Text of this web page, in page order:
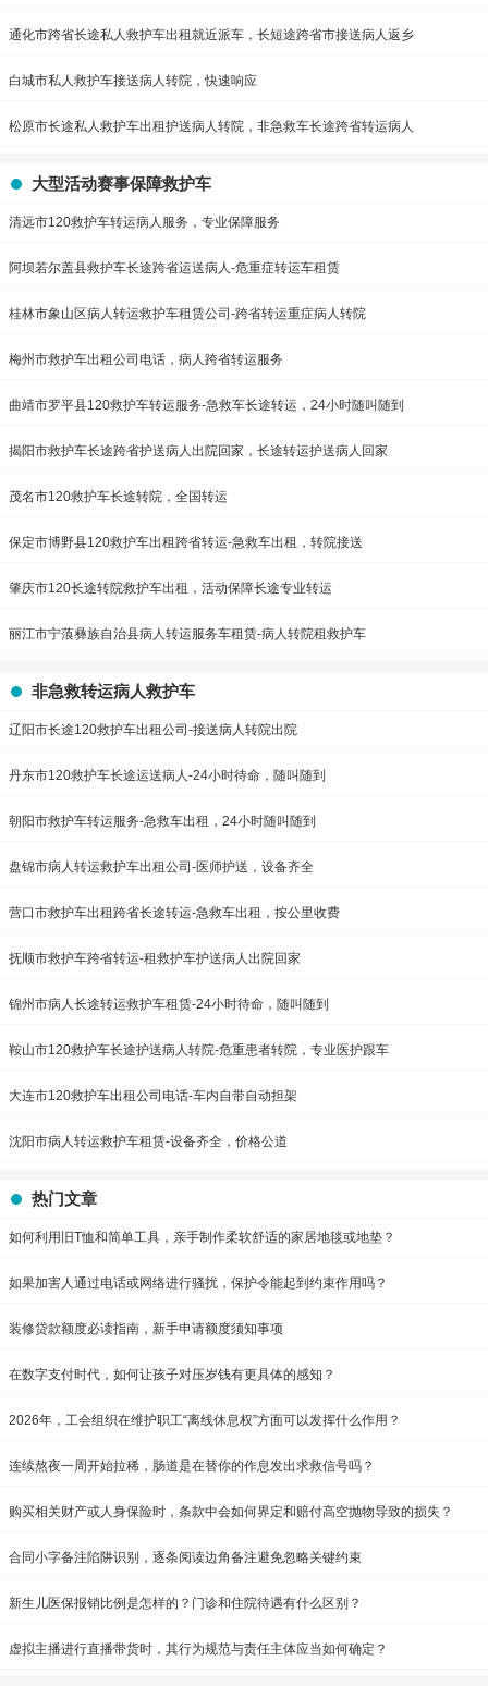
通化市跨省长途私人救护车出租就近派车，长短途跨省市接送病人返乡
白城市私人救护车接送病人转院，快速响应
松原市长途私人救护车出租护送病人转院，非急救车长途跨省转运病人
大型活动赛事保障救护车
清远市120救护车转运病人服务，专业保障服务
阿坝若尔盖县救护车长途跨省运送病人-危重症转运车租赁
桂林市象山区病人转运救护车租赁公司-跨省转运重症病人转院
梅州市救护车出租公司电话，病人跨省转运服务
曲靖市罗平县120救护车转运服务-急救车长途转运，24小时随叫随到
揭阳市救护车长途跨省护送病人出院回家，长途转运护送病人回家
茂名市120救护车长途转院，全国转运
保定市博野县120救护车出租跨省转运-急救车出租，转院接送
肇庆市120长途转院救护车出租，活动保障长途专业转运
丽江市宁蒗彝族自治县病人转运服务车租赁-病人转院租救护车
非急救转运病人救护车
辽阳市长途120救护车出租公司-接送病人转院出院
丹东市120救护车长途运送病人-24小时待命，随叫随到
朝阳市救护车转运服务-急救车出租，24小时随叫随到
盘锦市病人转运救护车出租公司-医师护送，设备齐全
营口市救护车出租跨省长途转运-急救车出租，按公里收费
抚顺市救护车跨省转运-租救护车护送病人出院回家
锦州市病人长途转运救护车租赁-24小时待命，随叫随到
鞍山市120救护车长途护送病人转院-危重患者转院，专业医护跟车
大连市120救护车出租公司电话-车内自带自动担架
沈阳市病人转运救护车租赁-设备齐全，价格公道
热门文章
如何利用旧T恤和简单工具，亲手制作柔软舒适的家居地毯或地垫？
如果加害人通过电话或网络进行骚扰，保护令能起到约束作用吗？
装修贷款额度必读指南，新手申请额度须知事项
在数字支付时代，如何让孩子对压岁钱有更具体的感知？
2026年，工会组织在维护职工“离线休息权”方面可以发挥什么作用？
连续熬夜一周开始拉稀，肠道是在替你的作息发出求救信号吗？
购买相关财产或人身保险时，条款中会如何界定和赔付高空抛物导致的损失？
合同小字备注陷阱识别，逐条阅读边角备注避免忽略关键约束
新生儿医保报销比例是怎样的？门诊和住院待遇有什么区别？
虚拟主播进行直播带货时，其行为规范与责任主体应当如何确定？